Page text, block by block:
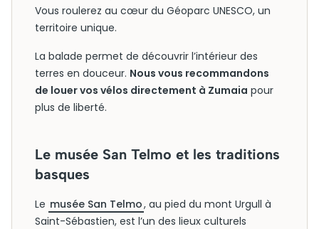
Vous roulerez au cœur du Géoparc UNESCO, un
territoire unique.
La balade permet de découvrir l’intérieur des
terres en douceur. Nous vous recommandons
de louer vos vélos directement à Zumaia pour
plus de liberté.
Le musée San Telmo et les traditions
basques
Le musée San Telmo, au pied du mont Urgull à
Saint-Sébastien, est l’un des lieux culturels